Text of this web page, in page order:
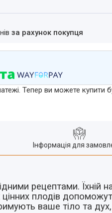
за рахунок покупця
Тепер ви можете купити
Інформація для
рецептами. Їхній
плодів
ваше тіло та